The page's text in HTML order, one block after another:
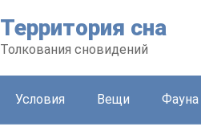
Территория сна
Толкования сновидений
Условия Вещи Фауна